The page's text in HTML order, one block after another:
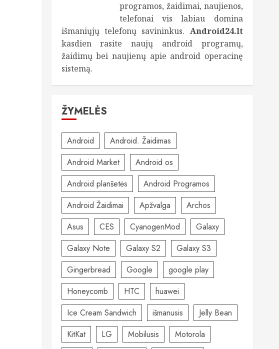
programos, žaidimai, naujienos,
telefonai vis labiau domina
išmaniųjų telefonų savininkus. Android24.lt
kasdien rasite naujų android programų,
žaidimų bei naujienų apie android operacinę
sistemą.
ŽYMELĖS
Android
Android. Žaidimas
Android Market
Android os
Android planšetės
Android Programos
Android Žaidimai
Apžvalga
Archos
Asus
CES CyanogenMod
Galaxy
Galaxy Note
Galaxy S2
Galaxy S3
Gingerbread
Google
google play
Honeycomb
HTC
huawei
Ice Cream Sandwich
išmanusis
Jelly Bean
KitKat
LG Mobilusis
Motorola